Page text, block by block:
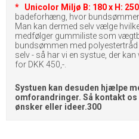
* Unicolor Miljø B: 180 x H:
badeforhæng, hvor
Man kan dermed selv vælge
medfølger gummiliste som
bundsømmen med
selv - så har vi en systue, der
for DKK 450,-.
Systuen kan desuden hjælpe
omforandringer. Så kontakt os
ønsker eller ideer.300